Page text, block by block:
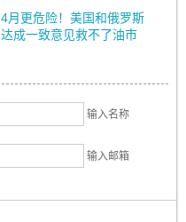
4月更危险！美国和俄罗斯
达成一致意见救不了油市
输入名称
输入邮箱